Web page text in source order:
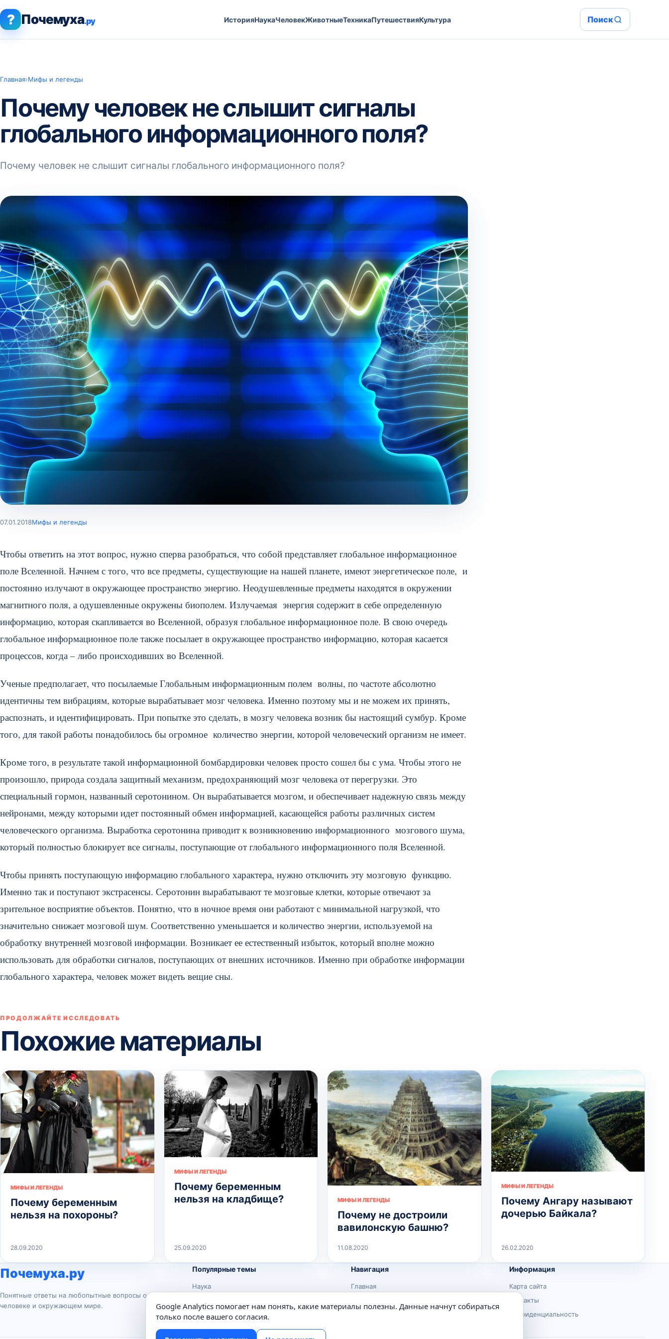
? Почемуха.ру ИсторияНаукаЧеловекЖивотныеТехникаПутешествияКультура Поиск
Главная›Мифы и легенды
Почему человек не слышит сигналы
глобального информационного поля?
Почему человек не слышит сигналы глобального информационного поля?
07.01.2018Мифы и легенды
Чтобы ответить на этот вопрос, нужно сперва разобраться, что собой представляет глобальное информационное
поле Вселенной. Начнем с того, что все предметы, существующие на нашей планете, имеют энергетическое поле, и
постоянно излучают в окружающее пространство энергию. Неодушевленные предметы находятся в окружении
магнитного поля, а одушевленные окружены биополем. Излучаемая энергия содержит в себе определенную
информацию, которая скапливается во Вселенной, образуя глобальное информационное поле. В свою очередь
глобальное информационное поле также посылает в окружающее пространство информацию, которая касается
процессов, когда – либо происходивших во Вселенной.
Ученые предполагает, что посылаемые Глобальным информационным полем волны, по частоте абсолютно
идентичны тем вибрациям, которые вырабатывает мозг человека. Именно поэтому мы и не можем их принять,
распознать, и идентифицировать. При попытке это сделать, в мозгу человека возник бы настоящий сумбур. Кроме
того, для такой работы понадобилось бы огромное количество энергии, которой человеческий организм не имеет.
Кроме того, в результате такой информационной бомбардировки человек просто сошел бы с ума. Чтобы этого не
произошло, природа создала защитный механизм, предохраняющий мозг человека от перегрузки. Это
специальный гормон, названный серотонином. Он вырабатывается мозгом, и обеспечивает надежную связь между
нейронами, между которыми идет постоянный обмен информацией, касающейся работы различных систем
человеческого организма. Выработка серотонина приводит к возникновению информационного мозгового шума,
который полностью блокирует все сигналы, поступающие от глобального информационного поля Вселенной.
Чтобы принять поступающую информацию глобального характера, нужно отключить эту мозговую функцию.
Именно так и поступают экстрасенсы. Серотонин вырабатывают те мозговые клетки, которые отвечают за
зрительное восприятие объектов. Понятно, что в ночное время они работают с минимальной нагрузкой, что
значительно снижает мозговой шум. Соответственно уменьшается и количество энергии, используемой на
обработку внутренней мозговой информации. Возникает ее естественный избыток, который вполне можно
использовать для обработки сигналов, поступающих от внешних источников. Именно при обработке информации
глобального характера, человек может видеть вещие сны.
ПРОДОЛЖАЙТЕ ИССЛЕДОВАТЬ
Похожие материалы
МИФЫ И ЛЕГЕНДЫ
Почему беременным
нельзя на похороны?
28.09.2020
МИФЫ И ЛЕГЕНДЫ
Почему беременным
нельзя на кладбище?
25.09.2020
МИФЫ И ЛЕГЕНДЫ
Почему не достроили
вавилонскую башню?
11.08.2020
МИФЫ И ЛЕГЕНДЫ
Почему Ангару называют
дочерью Байкала?
26.02.2020
Почемуха.ру
Понятные ответы на любопытные вопросы о
человеке и окружающем мире.
Популярные темы
Наука
Животные
Техника
Навигация
Главная
Информация
Карта сайта
Контакты
Конфиденциальность
Google Analytics помогает нам понять, какие материалы полезны. Данные начнут собираться
только после вашего согласия.